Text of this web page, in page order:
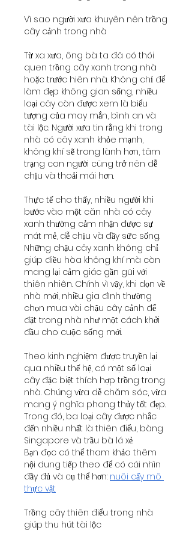
Vì sao người xưa khuyên nên trồng
cây cảnh trong nhà
Từ xa xưa, ông bà ta đã có thói
quen trồng cây xanh trong nhà
hoặc trước hiên nhà. Không chỉ để
làm đẹp không gian sống, nhiều
loại cây còn được xem là biểu
tượng của may mắn, bình an và
tài lộc. Người xưa tin rằng khi trong
nhà có cây xanh khỏe mạnh,
không khí sẽ trong lành hơn, tâm
trạng con người cũng trở nên dễ
chịu và thoải mái hơn.
Thực tế cho thấy, nhiều người khi
bước vào một căn nhà có cây
xanh thường cảm nhận được sự
mát mẻ, dễ chịu và đầy sức sống.
Những chậu cây xanh không chỉ
giúp điều hòa không khí mà còn
mang lại cảm giác gần gũi với
thiên nhiên. Chính vì vậy, khi dọn về
nhà mới, nhiều gia đình thường
chọn mua vài chậu cây cảnh để
đặt trong nhà như một cách khởi
đầu cho cuộc sống mới.
Theo kinh nghiệm được truyền lại
qua nhiều thế hệ, có một số loại
cây đặc biệt thích hợp trồng trong
nhà. Chúng vừa dễ chăm sóc, vừa
mang ý nghĩa phong thủy tốt đẹp.
Trong đó, ba loại cây được nhắc
đến nhiều nhất là thiên điểu, bàng
Singapore và trầu bà lá xẻ.
Bạn đọc có thể tham khảo thêm
nội dung tiếp theo để có cái nhìn
đầy đủ và cụ thể hơn: nuôi cấy mô
thực vật
Trồng cây thiên điểu trong nhà
giúp thu hút tài lộc